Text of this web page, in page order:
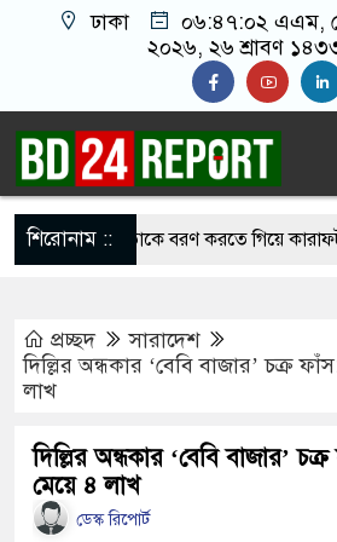
ঢাকা ০৬:৪৭:০৩ এএম,
২০২৬, ২৬ শ্রাবণ ১৪৩৩
শিরোনাম ::
আওয়ামী নেতাকে বরণ করতে গিয়ে
আগেই বিদায় নিল কাজী রেজা
প্রধানমন্ত্রী তারেক রহমানের সঙ্গে বৈঠকে
১৬ বাংলাদেশির মৃত্যু, পররাষ্ট্রমন্ত্রী-প্রতিমন্ত্রীর
প্রচ্ছদ
সারাদেশ
দিল্লির অন্ধকার ‘বেবি বাজার’ চক্র
লাখ
দিল্লির অন্ধকার ‘বেবি বাজার’
মেয়ে ৪ লাখ
ডেস্ক রিপোর্ট